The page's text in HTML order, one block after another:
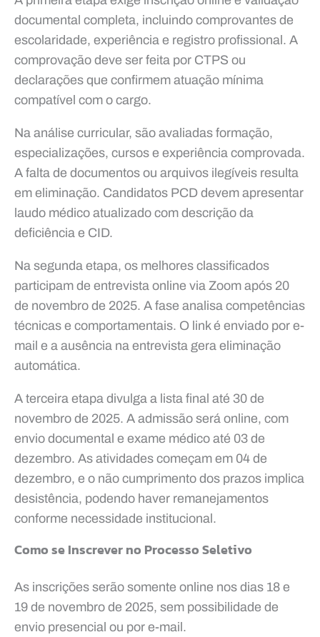
documental completa, incluindo comprovantes de
escolaridade, experiência e registro profissional. A
comprovação deve ser feita por CTPS ou
declarações que confirmem atuação mínima
compatível com o cargo.
Na análise curricular, são avaliadas formação,
especializações, cursos e experiência comprovada.
A falta de documentos ou arquivos ilegíveis resulta
em eliminação. Candidatos PCD devem apresentar
laudo médico atualizado com descrição da
deficiência e CID.
Na segunda etapa, os melhores classificados
participam de entrevista online via Zoom após 20
de novembro de 2025. A fase analisa competências
técnicas e comportamentais. O link é enviado por e-
mail e a ausência na entrevista gera eliminação
automática.
A terceira etapa divulga a lista final até 30 de
novembro de 2025. A admissão será online, com
envio documental e exame médico até 03 de
dezembro. As atividades começam em 04 de
dezembro, e o não cumprimento dos prazos implica
desistência, podendo haver remanejamentos
conforme necessidade institucional.
Como se Inscrever no Processo Seletivo
As inscrições serão somente online nos dias 18 e
19 de novembro de 2025, sem possibilidade de
envio presencial ou por e-mail.